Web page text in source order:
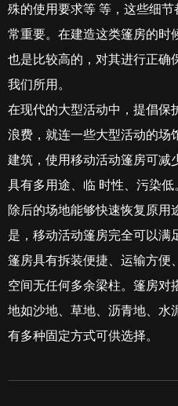
殊的使用要求等 等，这些细
常重要。在建造这类篷房的时
也是比较高的，对其进行正确
我们所用。
在现代的大型活动中，提倡保
浪费，就连一些大型活动的场
建筑，使用移动活动篷房可减
具有多用途、临 时性、污染
除后的场地能够快速恢复原用
是，移动活动篷房完全可以满
篷房具有拆装便捷、运输方便
空间无任何多余梁柱。篷房对
地如沙地、草地、沥青地、水
有多种固定方式可供选择。